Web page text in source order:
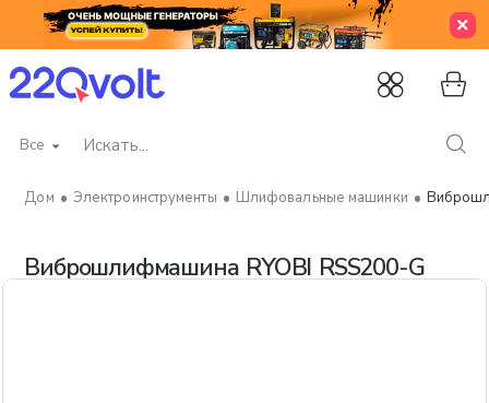
Все
Искать...
Виброшлифмашина RYOBI RSS200-G
Электроинструменты Шлифовальные машинки